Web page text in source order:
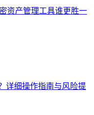
资产管理工具谁更胜一
详细操作指南与风险提